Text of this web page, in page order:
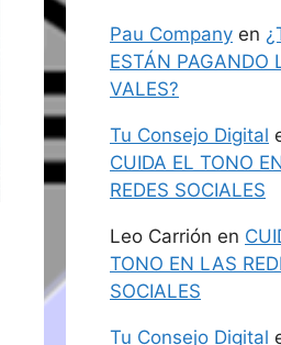
Pau Company en
ESTÁN PAGANDO
VALES?
Tu Consejo Digital
CUIDA EL TONO
REDES SOCIALES
Leo Carrión en
TONO EN LAS
SOCIALES
Tu Consejo Digital